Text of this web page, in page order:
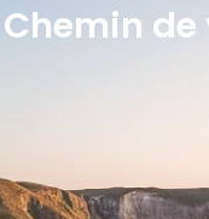
de